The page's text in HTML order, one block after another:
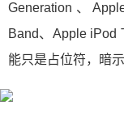
Generation、
Band、Apple iPod
能只是占位符，暗